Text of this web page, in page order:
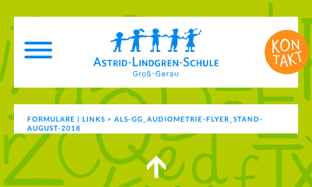
FORMULARE | LINKS >ALS-GG_AUDIOMETRIE-FLYER_STAND-
AUGUST-2018